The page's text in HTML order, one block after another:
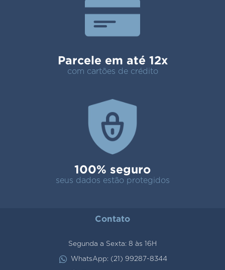
Parcele em até 12x
com cartões de crédito
100% seguro
seus dados estão protegidos
Contato
Segunda a Sexta: 8 às 16H
WhatsApp: (21) 99287-8344